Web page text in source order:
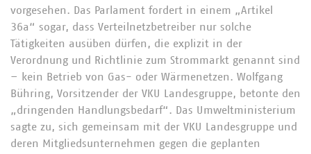
vorgesehen. Das Parlament fordert in einem „Artikel
36a“ sogar, dass Verteilnetzbetreiber nur solche
Tätigkeiten ausüben dürfen, die explizit in der
Verordnung und Richtlinie zum Strommarkt genannt sind
– kein Betrieb von Gas- oder Wärmenetzen. Wolfgang
Bühring, Vorsitzender der VKU Landesgruppe, betonte den
„dringenden Handlungsbedarf“. Das Umweltministerium
sagte zu, sich gemeinsam mit der VKU Landesgruppe und
deren Mitgliedsunternehmen gegen die geplanten